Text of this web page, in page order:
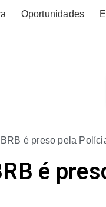
Oportunidades
é preso pela
é